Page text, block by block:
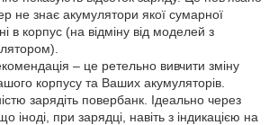
не знає акумулятори якої сумарної
в корпус (на відміну від моделей з
– це ретельно вивчити зміну
корпусу та Ваших акумуляторів.
зарядіть повербанк. Ідеально через
іноді, при зарядці, навіть з індикацією на